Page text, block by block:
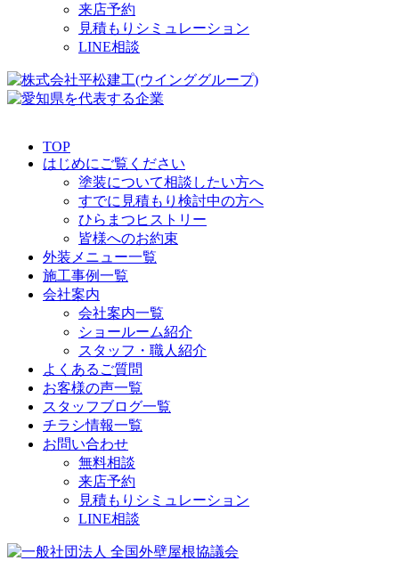
来店予約
見積もりシミュレーション
LINE相談
TOP
はじめにご覧ください
塗装について相談したい方へ
すでに見積もり検討中の方へ
ひらまつヒストリー
皆様へのお約束
外装メニュー一覧
施工事例一覧
会社案内
会社案内一覧
ショールーム紹介
スタッフ・職人紹介
よくあるご質問
お客様の声一覧
スタッフブログ一覧
チラシ情報一覧
お問い合わせ
無料相談
来店予約
見積もりシミュレーション
LINE相談